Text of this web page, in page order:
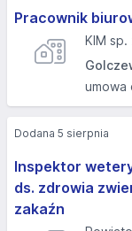
Pracownik
KIM sp.
umowa
Inspektor
ds. zdrowia
zakaźn
Dodana 5 sierpnia